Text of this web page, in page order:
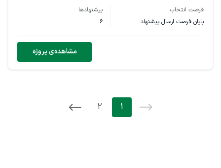
داشتن مقاله و پروژه مرتبط
تسلط کامل به زبان انگلیسی
فرصت انتخاب
پایان فرصت ارسال پیشنهاد
پیشنهادها
6
مشاهده‌ی پروژه
1
2